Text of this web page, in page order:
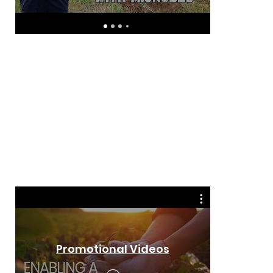
Promotional Videos